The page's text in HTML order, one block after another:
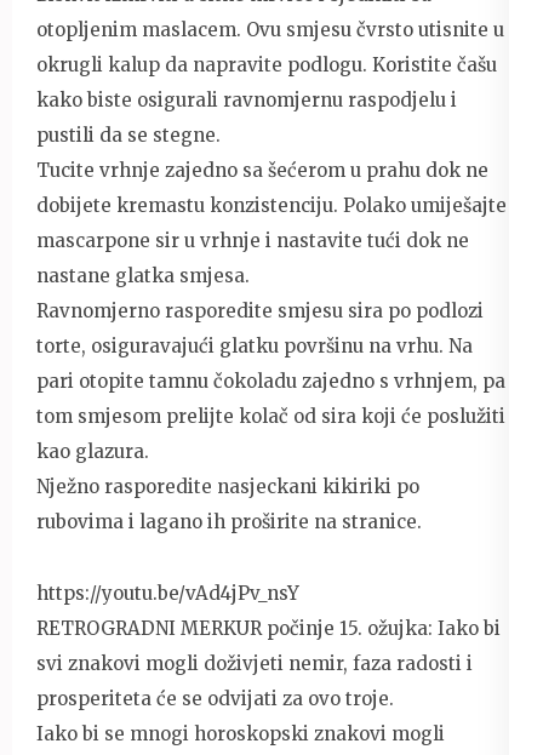
otopljenim maslacem. Ovu smjesu čvrsto utisnite u
okrugli kalup da napravite podlogu. Koristite čašu
kako biste osigurali ravnomjernu raspodjelu i
pustili da se stegne.
Tucite vrhnje zajedno sa šećerom u prahu dok ne
dobijete kremastu konzistenciju. Polako umiješajte
mascarpone sir u vrhnje i nastavite tući dok ne
nastane glatka smjesa.
Ravnomjerno rasporedite smjesu sira po podlozi
torte, osiguravajući glatku površinu na vrhu. Na
pari otopite tamnu čokoladu zajedno s vrhnjem, pa
tom smjesom prelijte kolač od sira koji će poslužiti
kao glazura.
Nježno rasporedite nasjeckani kikiriki po
rubovima i lagano ih proširite na stranice.
https://youtu.be/vAd4jPv_nsY
RETROGRADNI MERKUR počinje 15. ožujka: Iako bi
svi znakovi mogli doživjeti nemir, faza radosti i
prosperiteta će se odvijati za ovo troje.
Iako bi se mnogi horoskopski znakovi mogli